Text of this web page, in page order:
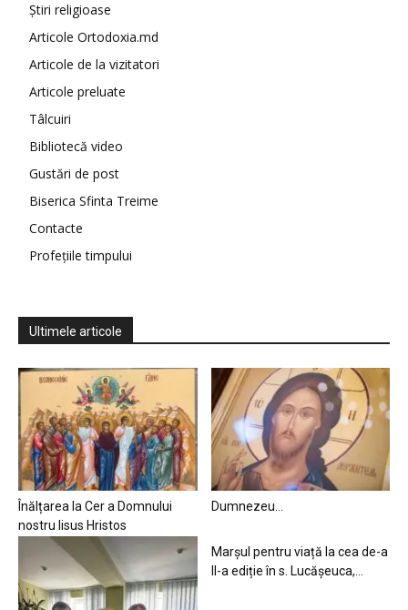
Știri religioase
Articole Ortodoxia.md
Articole de la vizitatori
Articole preluate
Tâlcuiri
Bibliotecă video
Gustări de post
Biserica Sfinta Treime
Contacte
Profețiile timpului
Ultimele articole
Înălțarea la Cer a Domnului
nostru Iisus Hristos
Dumnezeu…
Marșul pentru viață la cea de-a
II-a ediție în s. Lucășeuca,...